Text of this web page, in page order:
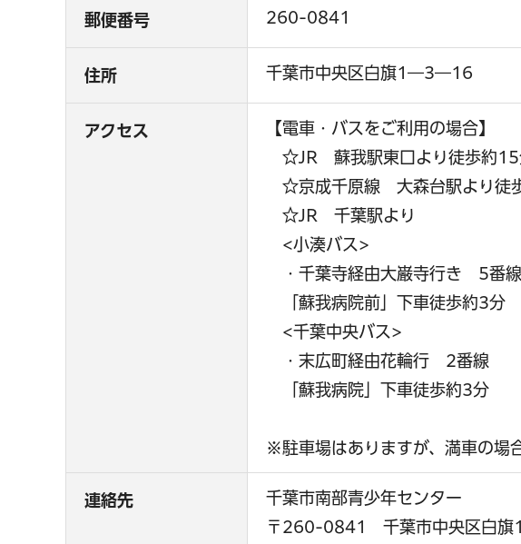
郵便番号 260-0841
住所 千葉市中央区白旗1―3―16
アクセス
【電車・バスをご利用の場合】
☆JR 蘇我駅東口より徒歩約15
☆京成千原線 大森台駅より徒
☆JR 千葉駅より
<小湊バス>
・千葉寺経由大巌寺行き 5番線
「蘇我病院前」下車徒歩約3分
<千葉中央バス>
・末広町経由花輪行 2番線
「蘇我病院」下車徒歩約3分
※駐車場はありますが、満車の場
連絡先
千葉市南部青少年センター
〒260-0841 千葉市中央区白旗